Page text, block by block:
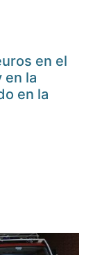
en el
en la
en la